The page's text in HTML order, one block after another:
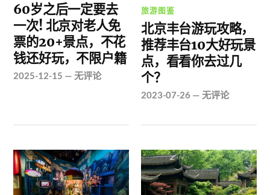
60岁之后一定要去
一次! 北京对老人免
票的20+景点，不花
钱还好玩，不限户籍
2025-12-15 —无评论
旅游图鉴
​北京丰台游玩攻略，
推荐丰台10大好玩景
点，看看你去过几
个？
2023-07-26 —无评论